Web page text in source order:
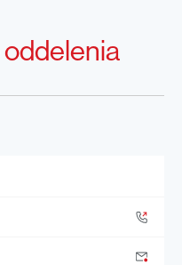
oddelenia